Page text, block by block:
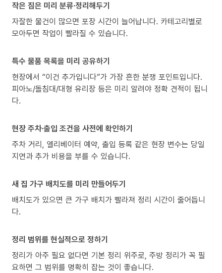
작은 짐은 미리 분류·정리해두기
자잘한 물건이 많으면 포장 시간이 늘어납니다. 카테고리별로
모아두면 작업이 빨라질 수 있습니다.
특수 물품 목록을 미리 공유하기
현장에서 “이건 추가입니다”가 가장 흔한 분쟁 포인트입니다.
피아노/돌침대/대형 유리장 등은 미리 알려야 정확 견적이 됩니
다.
현장 주차·출입 조건을 사전에 확인하기
주차 거리, 엘리베이터 예약, 출입 등록 같은 현장 변수는 당일
지연과 추가 비용을 부를 수 있습니다.
새 집 가구 배치도를 미리 만들어두기
배치도가 있으면 큰 가구 배치가 빨라져 정리 시간이 줄어듭니
다.
정리 범위를 현실적으로 정하기
정리가 아주 필요 없다면 기본 정리 위주로, 주방 정리가 꼭 필
요하면 그 범위를 명확히 잡는 것이 좋습니다.